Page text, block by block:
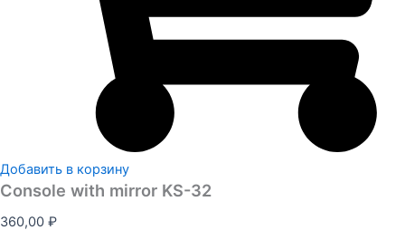
Добавить в корзину
Console with mirror KS-32
360,00 ₽